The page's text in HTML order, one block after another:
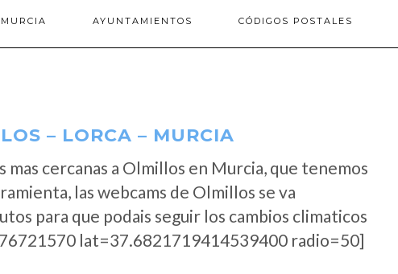
AYUNTAMIENTOS CÓDIGOS POSTALES
– LORCA – MURCIA
mas cercanas a Olmillos en Murcia, que tenemos
las webcams de Olmillos se va
para que podais seguir los cambios climaticos
lat=37.6821719414539400 radio=50]